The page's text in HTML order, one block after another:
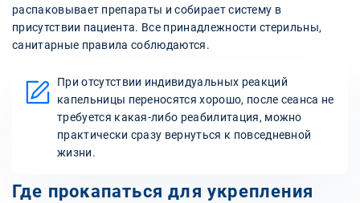
распаковывает препараты и собирает систему в
присутствии пациента. Все принадлежности стерильны,
санитарные правила соблюдаются.
При отсутствии индивидуальных реакций
капельницы переносятся хорошо, после сеанса не
требуется какая-либо реабилитация, можно
практически сразу вернуться к повседневной
жизни.
Где прокапаться для укрепления